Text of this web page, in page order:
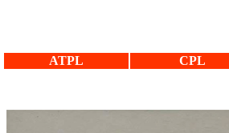
ATPL CPL